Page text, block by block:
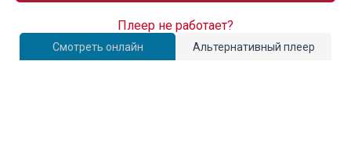
Смотреть онлайн Альтернативный плеер
Плеер не работает?